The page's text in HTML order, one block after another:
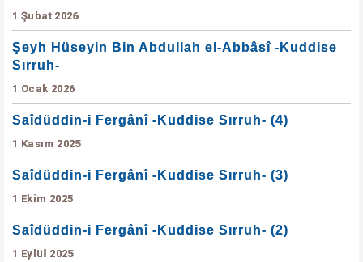
1 Şubat 2026
Şeyh Hüseyin Bin Abdullah el-Abbâsî -Kuddise
Sırruh-
1 Ocak 2026
Saîdüddin-i Fergânî -Kuddise Sırruh- (4)
1 Kasım 2025
Saîdüddin-i Fergânî -Kuddise Sırruh- (3)
1 Ekim 2025
Saîdüddin-i Fergânî -Kuddise Sırruh- (2)
1 Eylül 2025